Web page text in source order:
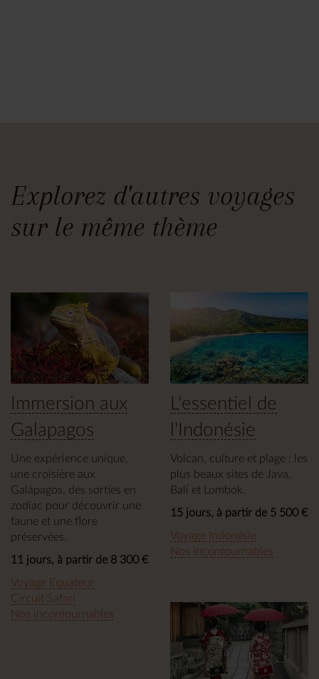
Explorez d'autres voyages
sur le même thème
Immersion aux
Galapagos
Une expérience unique,
une croisière aux
Galápagos, des sorties en
zodiac pour découvrir une
faune et une flore
préservées.
11 jours, à partir de 8 300 €
Voyage Equateur
Circuit Safari
Nos incontournables
L'essentiel de
l'Indonésie
Volcan, culture et plage : les
plus beaux sites de Java,
Bali et Lombok.
15 jours, à partir de 5 500 €
Voyage Indonésie
Nos incontournables